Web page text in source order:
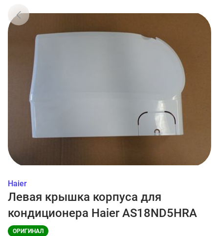
Haier
Левая крышка корпуса для
кондиционера Haier AS18ND5HRA
ОРИГИНАЛ